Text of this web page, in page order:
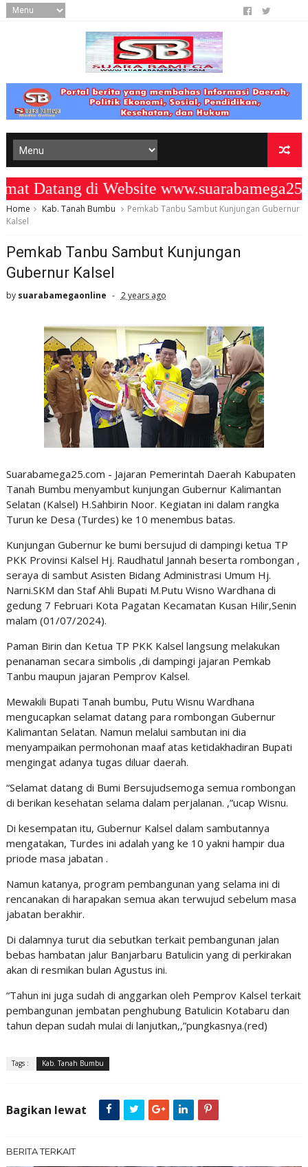
di Website
Home Kab. Tanah Bumbu
Pemkab Tanbu Sambut Kunjungan Gubernur
Kalsel
Pemkab Tanbu Sambut Kunjungan
Gubernur Kalsel
by suarabamegaonline 2 years ago
Suarabamega25.com - Jajaran Pemerintah Daerah Kabupaten
Tanah Bumbu menyambut kunjungan Gubernur Kalimantan
Selatan (Kalsel) H.Sahbirin Noor. Kegiatan ini dalam rangka
Turun ke Desa (Turdes) ke 10 menembus batas.
Kunjungan Gubernur ke bumi bersujud di dampingi ketua TP
PKK Provinsi Kalsel Hj. Raudhatul Jannah beserta rombongan ,
seraya di sambut Asisten Bidang Administrasi Umum Hj.
Narni.SKM dan Staf Ahli Bupati M.Putu Wisno Wardhana di
gedung 7 Februari Kota Pagatan Kecamatan Kusan Hilir,Senin
malam (01/07/2024).
Paman Birin dan Ketua TP PKK Kalsel langsung melakukan
penanaman secara simbolis ,di dampingi jajaran Pemkab
Tanbu maupun jajaran Pemprov Kalsel.
Mewakili Bupati Tanah bumbu, Putu Wisnu Wardhana
mengucapkan selamat datang para rombongan Gubernur
Kalimantan Selatan. Namun melalui sambutan ini dia
menyampaikan permohonan maaf atas ketidakhadiran Bupati
mengingat adanya tugas diluar daerah.
“Selamat datang di Bumi Bersujudsemoga semua rombongan
di berikan kesehatan selama dalam perjalanan. ,”ucap Wisnu.
Di kesempatan itu, Gubernur Kalsel dalam sambutannya
mengatakan, Turdes ini adalah yang ke 10 yakni hampir dua
priode masa jabatan .
Namun katanya, program pembangunan yang selama ini di
rencanakan di harapakan semua akan terwujud sebelum masa
jabatan berakhir.
Di dalamnya turut dia sebutkan terkait pembangunan jalan
bebas hambatan jalur Banjarbaru Batulicin yang di perkirakan
akan di resmikan bulan Agustus ini.
“Tahun ini juga sudah di anggarkan oleh Pemprov Kalsel terkait
pembangunan jembatan penghubung Batulicin Kotabaru dan
tahun depan sudah mulai di lanjutkan,,”pungkasnya.(red)
Tags : Kab. Tanah Bumbu
Bagikan lewat
BERITA TERKAIT